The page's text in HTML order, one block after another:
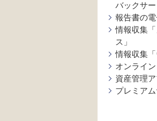
バックサー
報告書の
情報収集
ス」
情報収集「
オンライ
資産管理ア
プレミア